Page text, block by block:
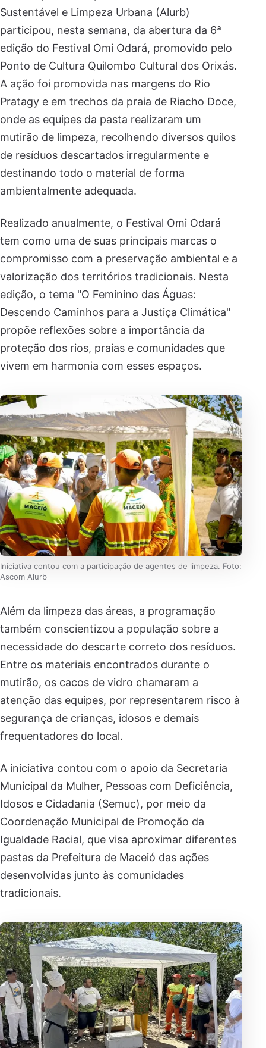
Sustentável e Limpeza Urbana (Alurb)
participou, nesta semana, da abertura da 6ª
edição do Festival Omi Odará, promovido pelo
Ponto de Cultura Quilombo Cultural dos Orixás.
A ação foi promovida nas margens do Rio
Pratagy e em trechos da praia de Riacho Doce,
onde as equipes da pasta realizaram um
mutirão de limpeza, recolhendo diversos quilos
de resíduos descartados irregularmente e
destinando todo o material de forma
ambientalmente adequada.
Realizado anualmente, o Festival Omi Odará
tem como uma de suas principais marcas o
compromisso com a preservação ambiental e a
valorização dos territórios tradicionais. Nesta
edição, o tema "O Feminino das Águas:
Descendo Caminhos para a Justiça Climática"
propõe reflexões sobre a importância da
proteção dos rios, praias e comunidades que
vivem em harmonia com esses espaços.
Iniciativa contou com a participação de agentes de limpeza. Foto:
Ascom Alurb
Além da limpeza das áreas, a programação
também conscientizou a população sobre a
necessidade do descarte correto dos resíduos.
Entre os materiais encontrados durante o
mutirão, os cacos de vidro chamaram a
atenção das equipes, por representarem risco à
segurança de crianças, idosos e demais
frequentadores do local.
A iniciativa contou com o apoio da Secretaria
Municipal da Mulher, Pessoas com Deficiência,
Idosos e Cidadania (Semuc), por meio da
Coordenação Municipal de Promoção da
Igualdade Racial, que visa aproximar diferentes
pastas da Prefeitura de Maceió das ações
desenvolvidas junto às comunidades
tradicionais.